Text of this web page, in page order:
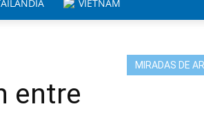
VIETNAM
entre
MIRADAS DE